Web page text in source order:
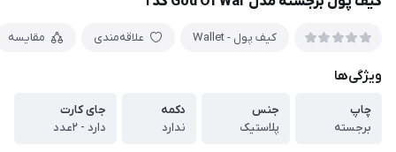
کیف پول - Wallet علاقه‌مندی مقایسه
ویژگی‌ها
چاپ
برجسته
جنس
پلاستیک
دکمه
ندارد
جای کارت
دارد - ۲عدد